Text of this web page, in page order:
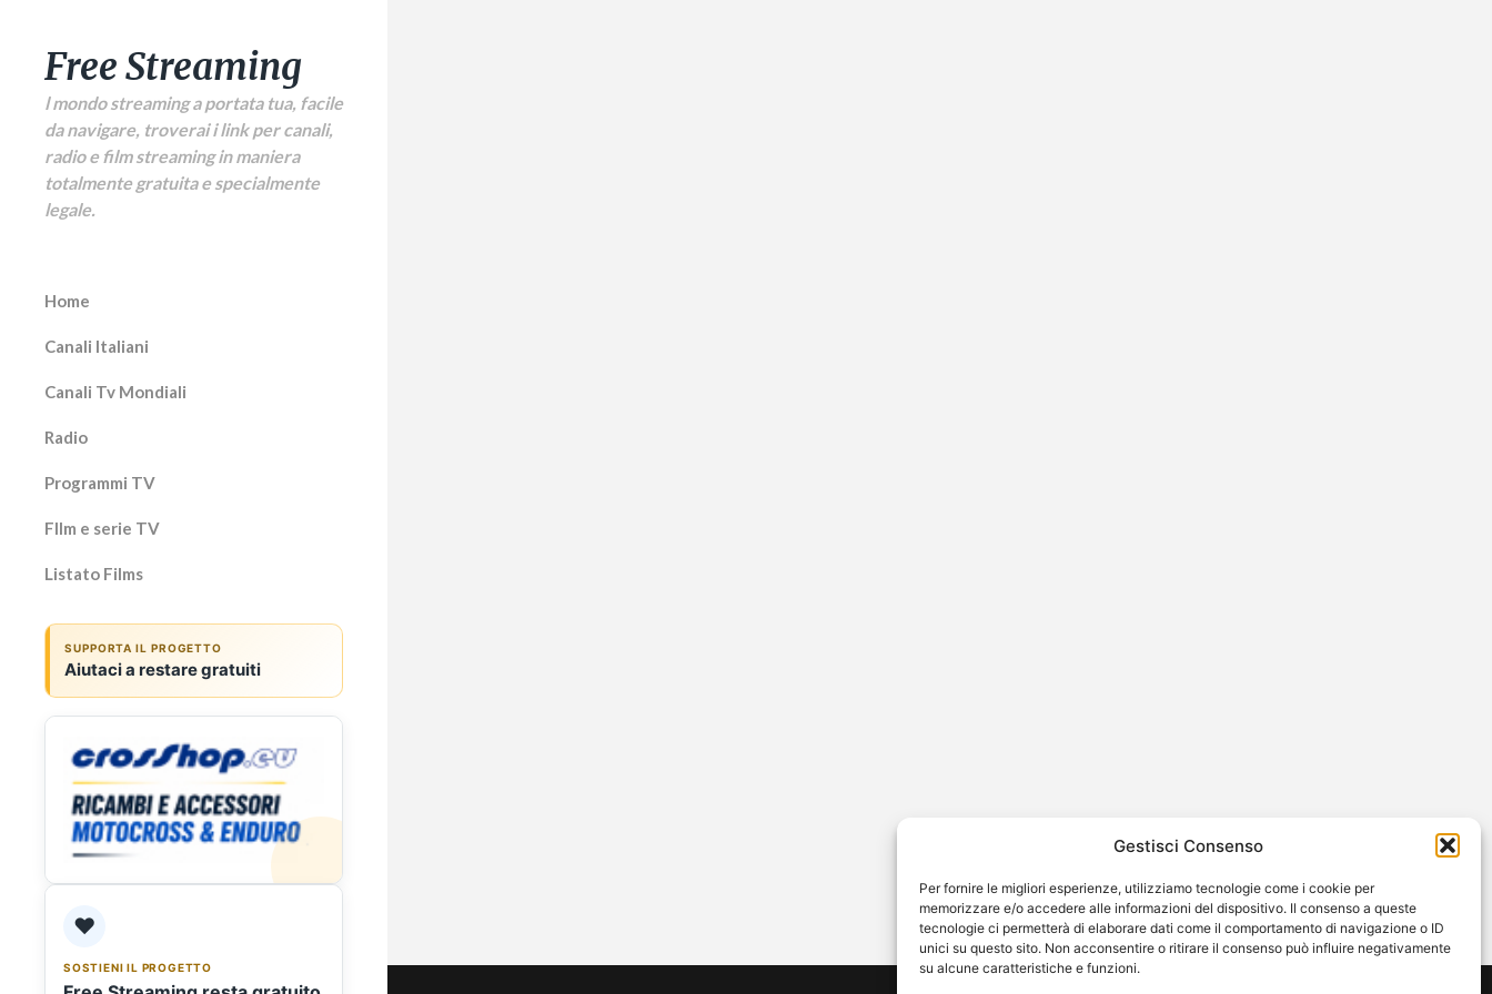
Gestisci Consenso
Per fornire le migliori esperienze, utilizziamo tecnologie come i cookie per
memorizzare e/o accedere alle informazioni del dispositivo. Il consenso a queste
tecnologie ci permetterà di elaborare dati come il comportamento di navigazione o ID
unici su questo sito. Non acconsentire o ritirare il consenso può influire negativamente
su alcune caratteristiche e funzioni.
Free Streaming
l mondo streaming a portata tua, facile
da navigare, troverai i link per canali,
radio e film streaming in maniera
totalmente gratuita e specialmente
legale.
Home
Canali Italiani
Canali Tv Mondiali
Radio
Programmi TV
Fllm e serie TV
Listato Films
SUPPORTA IL PROGETTO
Aiutaci a restare gratuiti
❤️
SOSTIENI IL PROGETTO